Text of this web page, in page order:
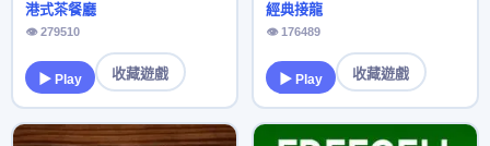
港式茶餐廳
👁 279510
▶ Play 收藏遊戲
經典接龍
👁 176489
▶ Play 收藏遊戲